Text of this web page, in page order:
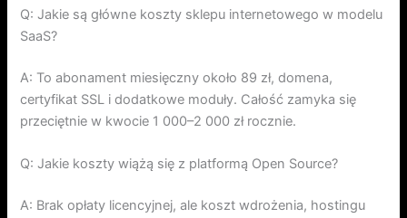
Q: Jakie są główne koszty sklepu internetowego w modelu
SaaS?
A: To abonament miesięczny około 89 zł, domena,
certyfikat SSL i dodatkowe moduły. Całość zamyka się
przeciętnie w kwocie 1 000–2 000 zł rocznie.
Q: Jakie koszty wiążą się z platformą Open Source?
A: Brak opłaty licencyjnej, ale koszt wdrożenia, hostingu